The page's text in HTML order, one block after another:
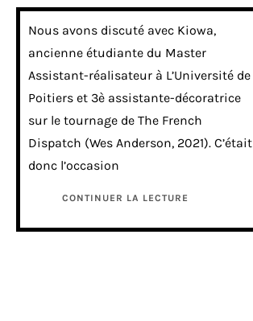
Nous avons discuté avec Kiowa,
ancienne étudiante du Master
Assistant-réalisateur à L’Université de
Poitiers et 3è assistante-décoratrice
sur le tournage de The French
Dispatch (Wes Anderson, 2021). C’était
donc l’occasion
CONTINUER LA LECTURE